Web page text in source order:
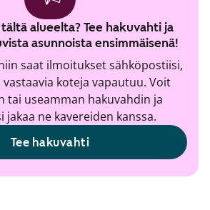
alueelta? Tee hakuvahti ja
asunnoista ensimmäisenä!
saat ilmoitukset sähköpostiisi,
koteja vapautuu. Voit
tai useamman hakuvahdin ja
jakaa ne kavereiden kanssa.
Tee hakuvahti